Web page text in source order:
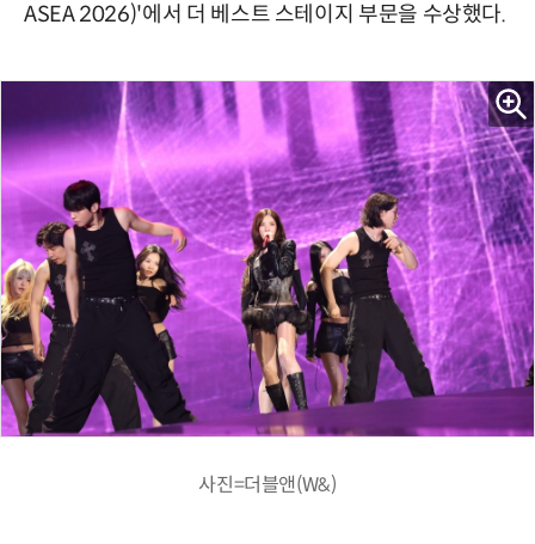
ASEA 2026)'에서 더 베스트 스테이지 부문을 수상했다.
사진=더블앤(W&)